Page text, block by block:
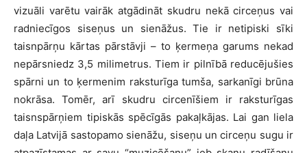
vizuāli varētu vairāk atgādināt skudru nekā circeņus vai
radniecīgos siseņus un sienāžus. Tie ir netipiski sīki
taisnpārņu kārtas pārstāvji – to ķermeņa garums nekad
nepārsniedz 3,5 milimetrus. Tiem ir pilnībā reducējušies
spārni un to ķermenim raksturīga tumša, sarkanīgi brūna
nokrāsa. Tomēr, arī skudru circenīšiem ir raksturīgas
taisnspārņiem tipiskās spēcīgās pakaļkājas. Lai gan liela
daļa Latvijā sastopamo sienāžu, siseņu un circeņu sugu ir